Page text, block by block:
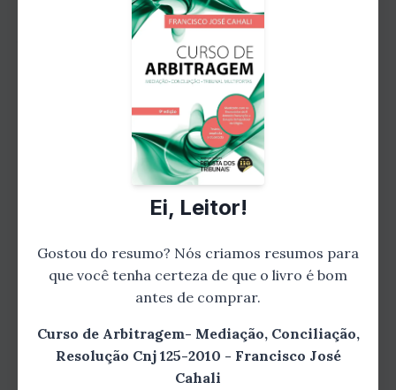
A Resolução CNJ 125-2010 é um marco na área
da arbitragem, mediação e conciliação no
Brasil. Neste capítulo, Cahali discute as
diretrizes estabelecidas por essa resolução e
como elas impactam a prática dessas formas
de resolução de conflitos. Ele também oferece
insights valiosos sobre como aplicar essas
diretrizes de forma eficaz.
Ei, Leitor!
Gostou do resumo? Nós criamos resumos para
que você tenha certeza de que o livro é bom
antes de comprar.
Curso de Arbitragem- Mediação, Conciliação,
Resolução Cnj 125-2010 - Francisco José
Cahali